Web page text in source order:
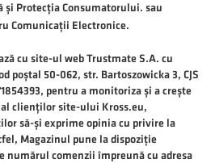
Protecția Consumatorului. sau
Comunicații Electronice.
cu site-ul web Trustmate S.A. cu
poștal 50-062, str. Bartoszowicka 3, CJS
pentru a monitoriza și a crește
clienților site-ului Kross.eu,
să-și exprime opinia cu privire la
Magazinul pune la dispoziție
numărul comenzii împreună cu adresa